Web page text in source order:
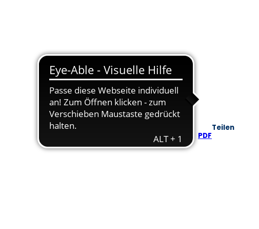
PDF
Teilen